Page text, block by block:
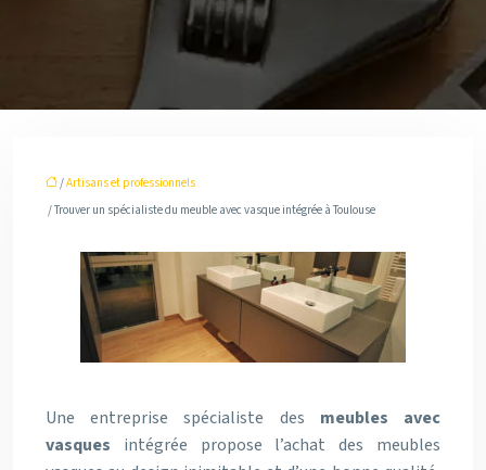
/Artisans et professionnels
/ Trouver un spécialiste du meuble avec vasque intégrée à Toulouse
Une entreprise spécialiste des meubles avec
vasques intégrée propose l’achat des meubles